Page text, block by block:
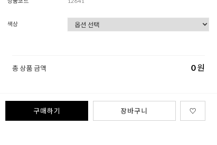
색상
총 상품 금액 0원
구매하기 장바구니 ♡